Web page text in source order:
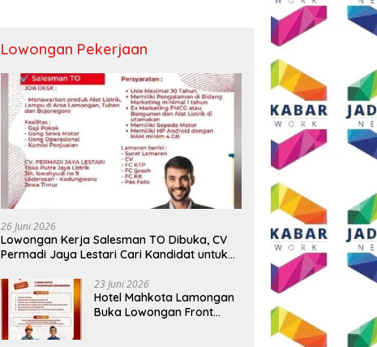
Lowongan Pekerjaan
26 Juni 2026
Lowongan Kerja Salesman TO Dibuka, CV
Permadi Jaya Lestari Cari Kandidat untuk
23 Juni 2026
Hotel Mahkota Lamongan
Buka Lowongan Front